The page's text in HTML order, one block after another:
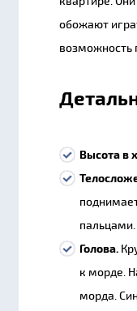
обожают
возможность
Высота в
пальцами.
Голова.
к морде.
морда.